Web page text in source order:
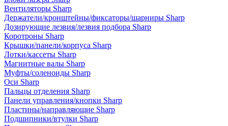
Вентиляторы Sharp
Держатели/кронштейны/фиксаторы/шарниры Sharp
Дозирующие лезвия/лезвия подбора Sharp
Коротроны Sharp
Крышки/панели/корпуса Sharp
Лотки/кассеты Sharp
Магнитные валы Sharp
Муфты/соленоиды Sharp
Оси Sharp
Пальцы отделения Sharp
Панели управления/кнопки Sharp
Пластины/направляющие Sharp
Подшипники/втулки Sharp